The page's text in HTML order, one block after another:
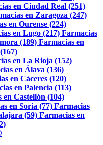
en Ciudad Real (251)
en Zaragoza (247)
en Ourense (224)
en Lugo (217) Farmacias
(189) Farmacias en
en La Rioja (152)
en Álava (136)
en Cáceres (120)
en Palencia (113)
en Castellón (104)
en Soria (77) Farmacias
(59) Farmacias en